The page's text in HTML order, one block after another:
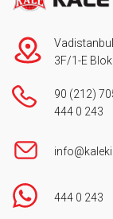
3F/1-E
90 (212)
444 0 243
444 0 243